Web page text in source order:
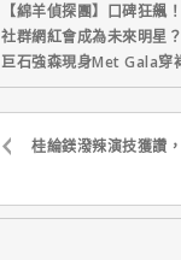
【綿羊偵探團】口碑狂飆
社群網紅會成為未來明星
巨石強森現身Met Gala穿
桂綸鎂潑辣演技獲讚